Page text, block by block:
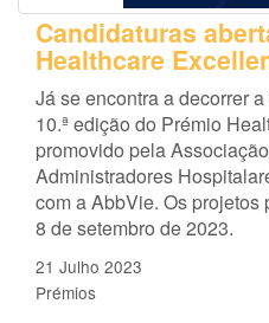
Candidaturas
Healthcare
Já se encontra a decorrer
10.ª edição do Prémio
promovido pela
Administradores
com a AbbVie. Os projetos
8 de setembro de 2023.
21 Julho 2023
Prémios